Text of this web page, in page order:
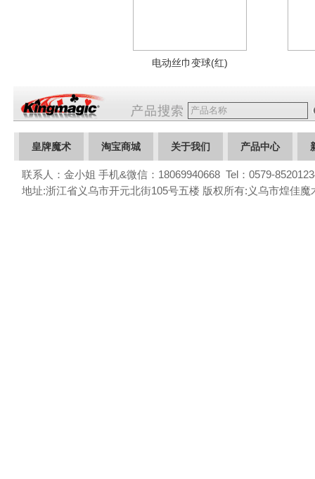
电动丝巾变球(红)
皇牌魔术 淘宝商城 关于我们 产品中心
联系我们
联系人：金小姐 手机&微信：18069940668 Tel：0579-
地址:浙江省义乌市开元北街105号五楼 版权所有:义乌市煌佳